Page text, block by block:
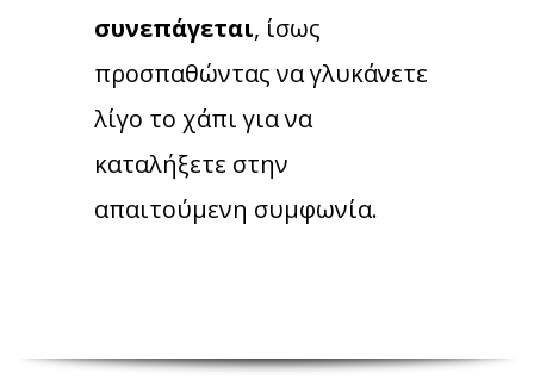
συνεπάγεται, ίσως
προσπαθώντας να γλυκάνετε
λίγο το χάπι για να
καταλήξετε στην
απαιτούμενη συμφωνία.